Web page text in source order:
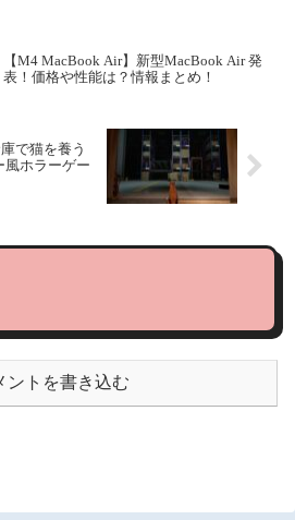
【M4 MacBook Air】新型MacBook Air 発
表！価格や性能は？情報まとめ！
で猫を養う
風ホラーゲー
ントを書き込む